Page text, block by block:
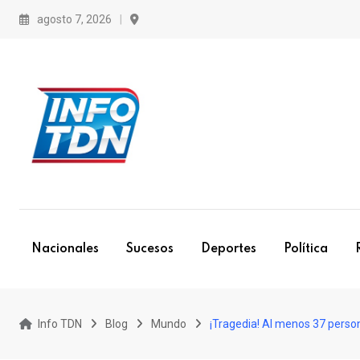
agosto 7, 2026
Nacionales Sucesos Deportes Política
Info TDN Blog Mundo ¡Tragedia! Al menos 37